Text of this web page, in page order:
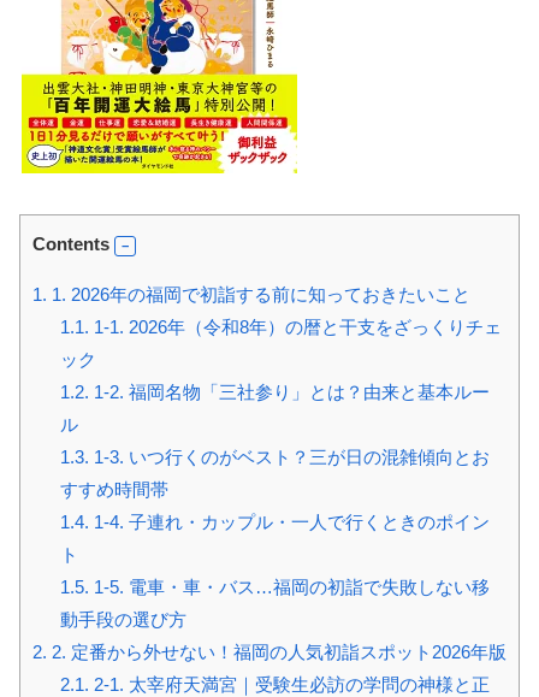
Contents
1. 1. 2026年の福岡で初詣する前に知っておきたいこと
1.1. 1-1. 2026年（令和8年）の暦と干支をざっくりチェ
ック
1.2. 1-2. 福岡名物「三社参り」とは？由来と基本ルー
ル
1.3. 1-3. いつ行くのがベスト？三が日の混雑傾向とお
すすめ時間帯
1.4. 1-4. 子連れ・カップル・一人で行くときのポイン
ト
1.5. 1-5. 電車・車・バス…福岡の初詣で失敗しない移
動手段の選び方
2. 2. 定番から外せない！福岡の人気初詣スポット2026年版
2.1. 2-1. 太宰府天満宮｜受験生必訪の学問の神様と正